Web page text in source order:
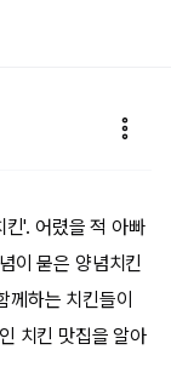
'. 어렸을 적 아빠
이 묻은 양념치킨
하는 치킨들이
치킨 맛집을 알아